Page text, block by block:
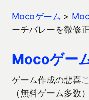
Mocoゲーム >
ーチバレーを微修
Mocoゲー
ゲーム作成の悲喜
（無料ゲーム多数